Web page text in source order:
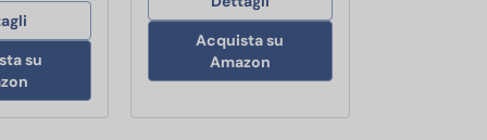
su
Acquista su
Amazon